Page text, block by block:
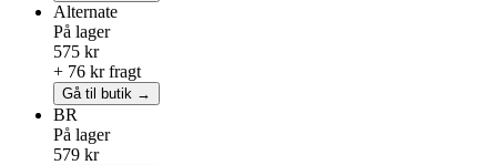
Alternate
På lager
575 kr
+ 76 kr fragt
Gå til butik →
BR
På lager
579 kr